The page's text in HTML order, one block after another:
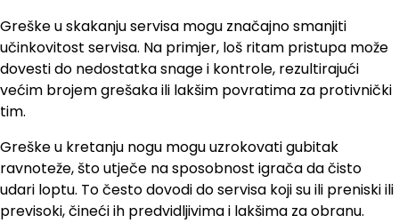
Greške u skakanju servisa mogu značajno smanjiti
učinkovitost servisa. Na primjer, loš ritam pristupa može
dovesti do nedostatka snage i kontrole, rezultirajući
većim brojem grešaka ili lakšim povratima za protivnički
tim.
Greške u kretanju nogu mogu uzrokovati gubitak
ravnoteže, što utječe na sposobnost igrača da čisto
udari loptu. To često dovodi do servisa koji su ili preniski ili
previsoki, čineći ih predvidljivima i lakšima za obranu.